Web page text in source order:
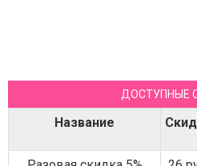
ДОСТУПНЫЕ
Название